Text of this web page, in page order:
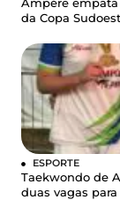
Ampére
da Copa
ESPORTE
Taekwondo de
duas vagas